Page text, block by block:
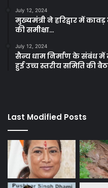
July 12, 2024
मुख्यमंत्री ने हरिद्वार में
की समीक्षा…
July 12, 2024
सैन्य धाम निर्माण के संबंध में
हुई उच्च स्तरीय समिति की
Last Modified Posts